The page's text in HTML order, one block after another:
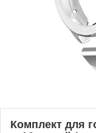
Комплект для